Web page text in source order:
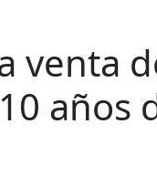
venta
años